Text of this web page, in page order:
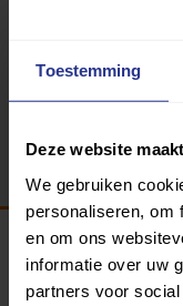
Toestemming
Deze website
We gebruiken
personaliseren, om
en om ons
informatie over uw
partners voor
Programma van: